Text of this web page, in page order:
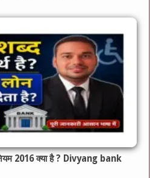
2016 क्या है ? Divyang bank